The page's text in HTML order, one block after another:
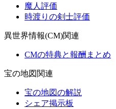
魔人評価
時渡りの剣士評価
異世界情報(CM)関連
CMの特典と報酬まとめ
宝の地図関連
宝の地図の解説
シェア掲示板